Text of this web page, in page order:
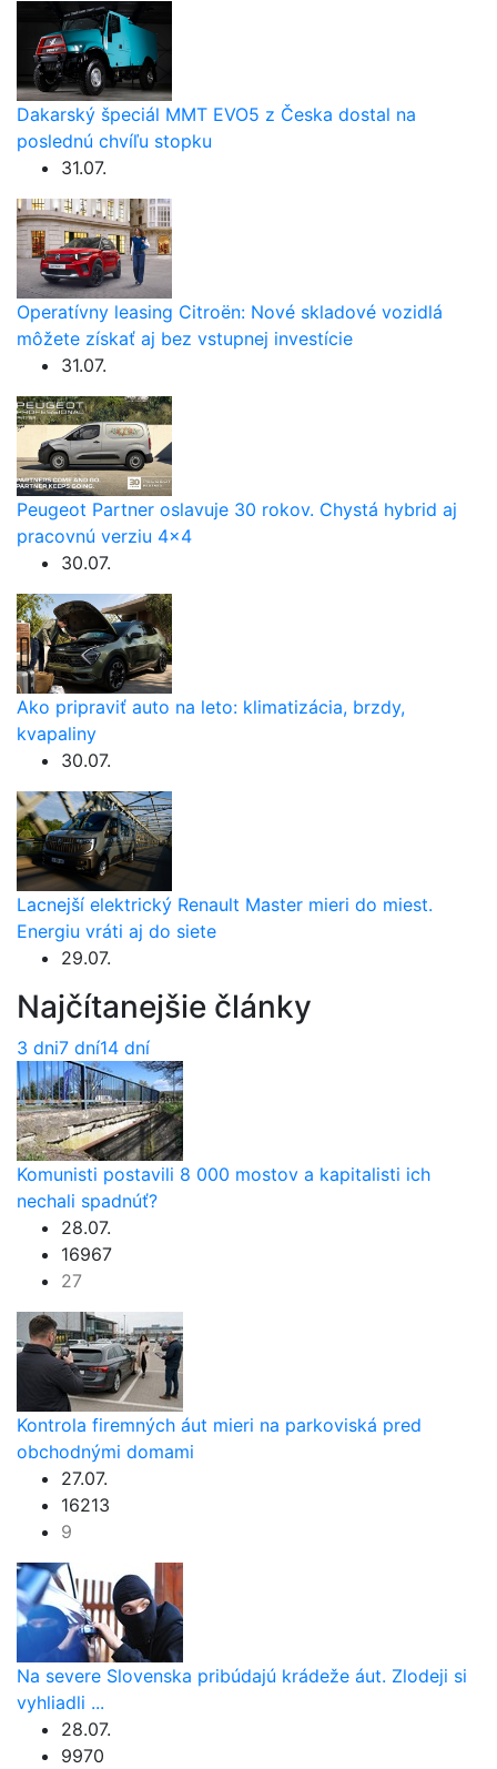
Dakarský špeciál MMT EVO5 z Česka dostal na
poslednú chvíľu stopku
31.07.
Operatívny leasing Citroën: Nové skladové vozidlá
môžete získať aj bez vstupnej investície
31.07.
Peugeot Partner oslavuje 30 rokov. Chystá hybrid aj
pracovnú verziu 4×4
30.07.
Ako pripraviť auto na leto: klimatizácia, brzdy,
kvapaliny
30.07.
Lacnejší elektrický Renault Master mieri do miest.
Energiu vráti aj do siete
29.07.
Najčítanejšie články
3 dni7 dní14 dní
Komunisti postavili 8 000 mostov a kapitalisti ich
nechali spadnúť?
28.07.
16967
27
Kontrola firemných áut mieri na parkoviská pred
obchodnými domami
27.07.
16213
9
Na severe Slovenska pribúdajú krádeže áut. Zlodeji si
vyhliadli ...
28.07.
9970